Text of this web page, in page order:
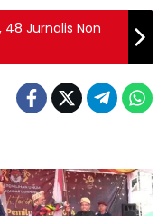
Jurnalis Non